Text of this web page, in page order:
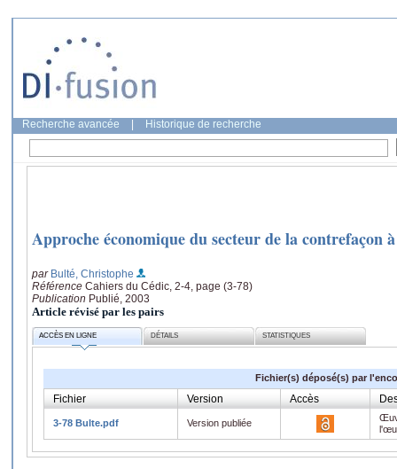
Recherche avancée Historique de recherche
Approche économique du secteur de la contrefaçon
par Bulté, Christophe
Référence Cahiers du Cédic, 2-4, page (3-78)
Publication Publié, 2003
Article révisé par les pairs
ACCÈS EN LIGNE DÉTAILS STATISTIQUES
Fichier(s) déposé(s) par
Fichier Version Accès
3-78 Bulte.pdf Version publiée